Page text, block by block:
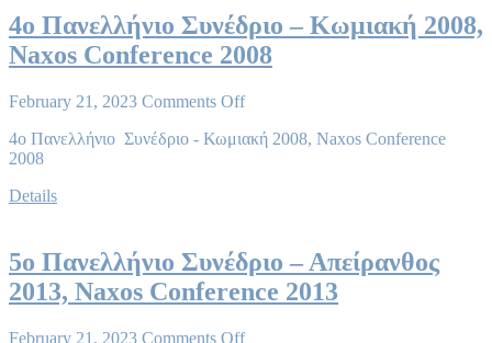
4ο Πανελλήνιο Συνέδριο – Κωμιακή 2008,
Naxos Conference 2008
February 21, 2023 Comments Off
4ο Πανελλήνιο Συνέδριο - Κωμιακή 2008, Naxos Conference
2008
Details
5ο Πανελλήνιο Συνέδριο – Απείρανθος
2013, Naxos Conference 2013
February 21, 2023 Comments Off